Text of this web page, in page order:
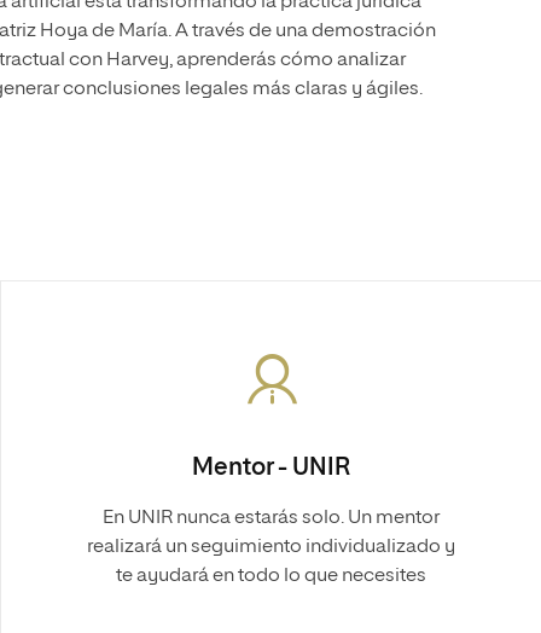
Hoya de María. A través de una demostración
con Harvey, aprenderás cómo analizar
conclusiones legales más claras y ágiles.
Mentor - UNIR
En UNIR nunca estarás solo. Un mentor
realizará un seguimiento individualizado y
te ayudará en todo lo que necesites